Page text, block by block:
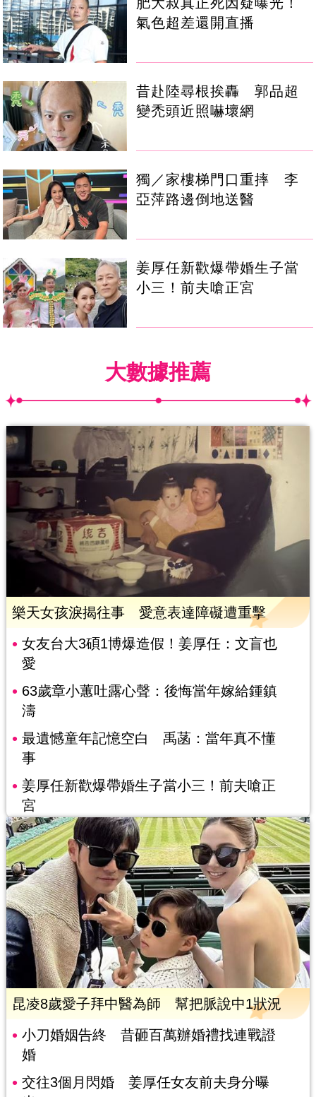
氣色超差還開直播
昔赴陸尋根挨轟 郭品超
變禿頭近照嚇壞網
獨／家樓梯門口重摔 李
亞萍路邊倒地送醫
姜厚任新歡爆帶婚生子當
小三！前夫嗆正宮
大數據推薦
樂天女孩淚揭往事 愛意表達障礙遭重擊
女友台大3碩1博爆造假！姜厚任：文盲也
愛
63歲章小蕙吐露心聲：後悔當年嫁給鍾鎮
濤
最遺憾童年記憶空白 禹菡：當年真不懂
事
姜厚任新歡爆帶婚生子當小三！前夫嗆正
宮
昆凌8歲愛子拜中醫為師 幫把脈說中1狀況
小刀婚姻告終 昔砸百萬辦婚禮找連戰證
婚
交往3個月閃婚 姜厚任女友前夫身分曝